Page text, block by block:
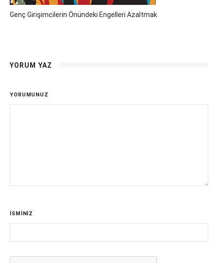
Genç Girişimcilerin Önündeki Engelleri Azaltmak
YORUM YAZ
YORUMUNUZ
İSMİNİZ